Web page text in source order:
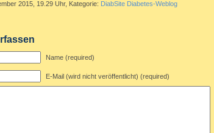
2015, 19.29 Uhr, Kategorie: DiabSite Diabetes-Weblog
Name (required)
E-Mail (wird nicht veröffentlicht) (required)